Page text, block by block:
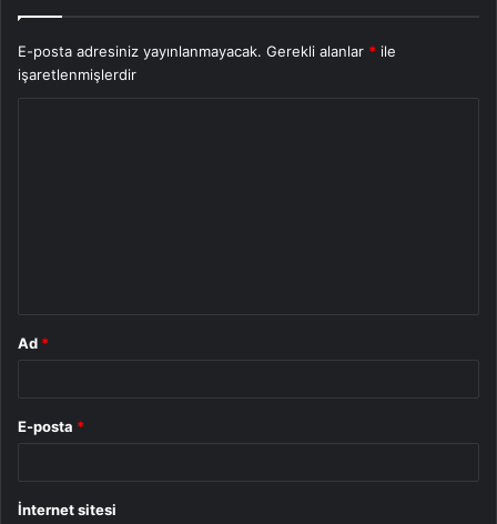
E-posta adresiniz yayınlanmayacak. Gerekli alanlar * ile
işaretlenmişlerdir
Ad *
E-posta *
İnternet sitesi